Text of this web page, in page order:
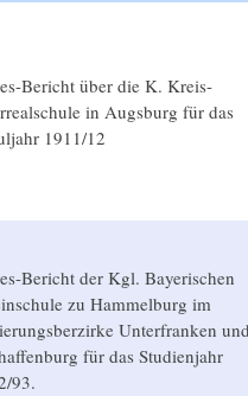
Bericht über die K. Kreis-
in Augsburg für das
1911/12
Bericht der Kgl. Bayerischen
zu Hammelburg im
Unterfranken und
für das Studienjahr
93.